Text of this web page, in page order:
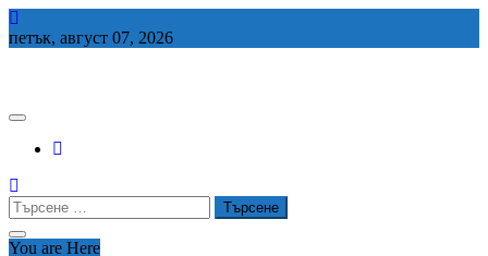
Skip
to
петък, август 07, 2026
Търсене
за:
You are Here